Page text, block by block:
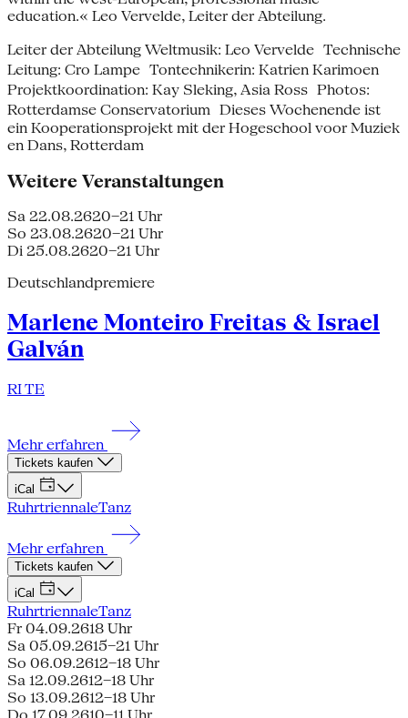
education.« Leo Vervelde, Leiter der Abteilung.
Leiter der Abteilung Weltmusik: Leo Vervelde Technische
Leitung: Cro Lampe Tontechnikerin: Katrien Karimoen
Projektkoordination: Kay Sleking, Asia Ross Photos:
Rotterdamse Conservatorium Dieses Wochenende ist
ein Kooperationsprojekt mit der Hogeschool voor Muziek
en Dans, Rotterdam
Weitere Veranstaltungen
Sa 22.08.2620–21 Uhr
So 23.08.2620–21 Uhr
Di 25.08.2620–21 Uhr
Deutschlandpremiere
Marlene Monteiro Freitas & Israel
Galván
RI TE
Mehr erfahren
Tickets kaufen
iCal
RuhrtriennaleTanz
Mehr erfahren
Tickets kaufen
iCal
RuhrtriennaleTanz
Fr 04.09.2618 Uhr
Sa 05.09.2615–21 Uhr
So 06.09.2612–18 Uhr
Sa 12.09.2612–18 Uhr
So 13.09.2612–18 Uhr